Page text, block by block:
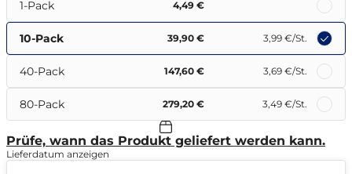
1-Pack 4,49 €
10-Pack 39,90 € 3,99 €/St.
40-Pack 147,60 € 3,69 €/St.
80-Pack 279,20 € 3,49 €/St.
Prüfe, wann das Produkt geliefert werden kann.
Lieferdatum anzeigen